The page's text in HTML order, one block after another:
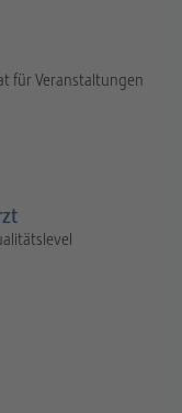
für Veranstaltungen